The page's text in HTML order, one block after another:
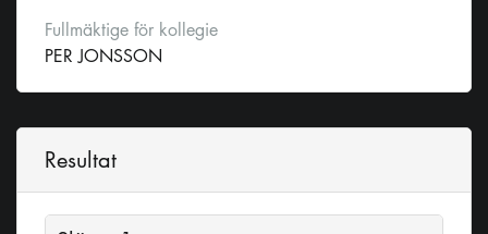
Fullmäktige för kollegie
PER JONSSON
Resultat